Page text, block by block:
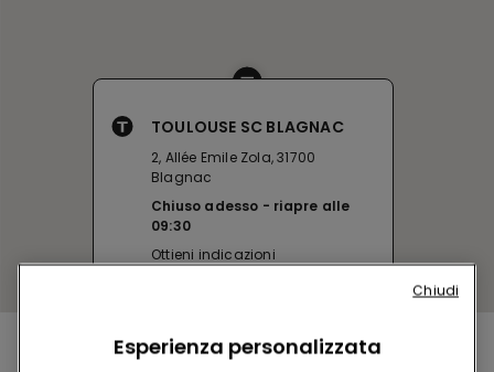
TOULOUSE SC BLAGNAC
2, Allée Emile Zola, 31700
Blagnac
Chiuso adesso
riapre alle
09:30
Ottieni indicazioni
Acquista in negozio e ricevil’ordine ovunque tu sia
Esperienza personalizzata
Chiudi